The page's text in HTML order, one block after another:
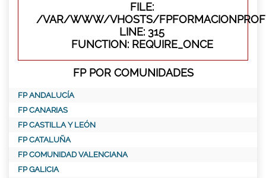
FILE:
/VAR/WWW/VHOSTS/
LINE: 315
FUNCTION: REQUIRE_ONCE
FP POR COMUNIDADES
FP ANDALUCÍA
FP CANARIAS
FP CASTILLA Y LEÓN
FP CATALUÑA
FP COMUNIDAD VALENCIANA
FP GALICIA